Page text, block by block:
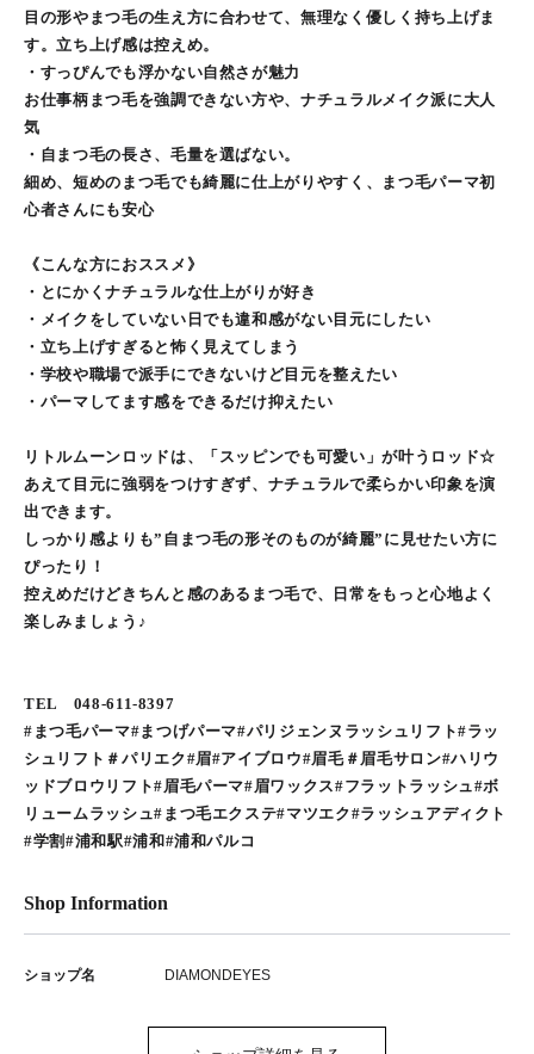
目の形やまつ毛の生え方に合わせて、無理なく優しく持ち上げま
す。立ち上げ感は控えめ。
・すっぴんでも浮かない自然さが魅力
お仕事柄まつ毛を強調できない方や、ナチュラルメイク派に大人
気
・自まつ毛の長さ、毛量を選ばない。
細め、短めのまつ毛でも綺麗に仕上がりやすく、まつ毛パーマ初
心者さんにも安心
《こんな方におススメ》
・とにかくナチュラルな仕上がりが好き
・メイクをしていない日でも違和感がない目元にしたい
・立ち上げすぎると怖く見えてしまう
・学校や職場で派手にできないけど目元を整えたい
・パーマしてます感をできるだけ抑えたい
リトルムーンロッドは、「スッピンでも可愛い」が叶うロッド☆
あえて目元に強弱をつけすぎず、ナチュラルで柔らかい印象を演
出できます。
しっかり感よりも”自まつ毛の形そのものが綺麗”に見せたい方に
ぴったり！
控えめだけどきちんと感のあるまつ毛で、日常をもっと心地よく
楽しみましょう♪
TEL 048-611-8397
#まつ毛パーマ#まつげパーマ#パリジェンヌラッシュリフト#ラッ
シュリフト＃パリエク#眉#アイブロウ#眉毛＃眉毛サロン#ハリウ
ッドブロウリフト#眉毛パーマ#眉ワックス#フラットラッシュ#ボ
リュームラッシュ#まつ毛エクステ#マツエク#ラッシュアディクト
#学割#浦和駅#浦和#浦和パルコ
Shop Information
ショップ名 DIAMONDEYES